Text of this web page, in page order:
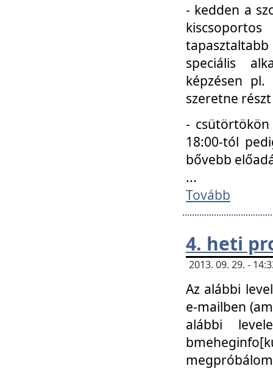
- kedden a
speciális
képzésen
szeretne
- csütörtökön
18:00-tól
bővebb
...
Tovább
4. heti
2013. 09. 29. -
Az alábbi
e-mailben
alábbi